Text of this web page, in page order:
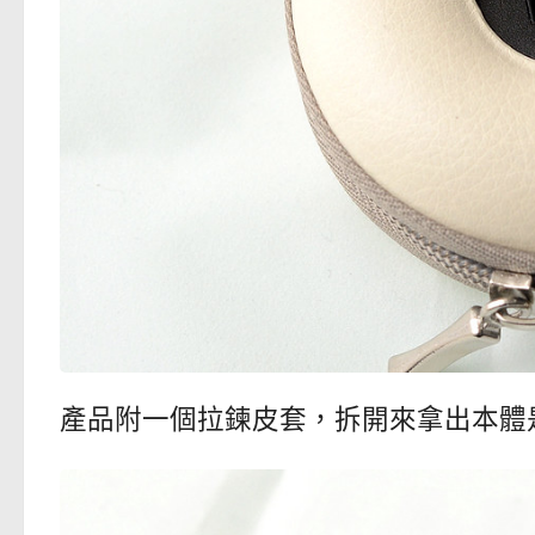
產品附一個拉鍊皮套，拆開來拿出本